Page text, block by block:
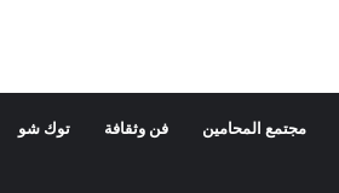
مجتمع المحامين فن وثقافة توك شو